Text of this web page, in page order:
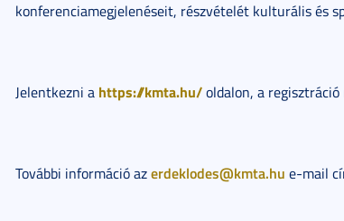
konferenciamegjelenéseit, részvételét kulturális és
Jelentkezni a https://kmta.hu/oldalon, a
További információ azerdeklodes@kmta.hu e-mail